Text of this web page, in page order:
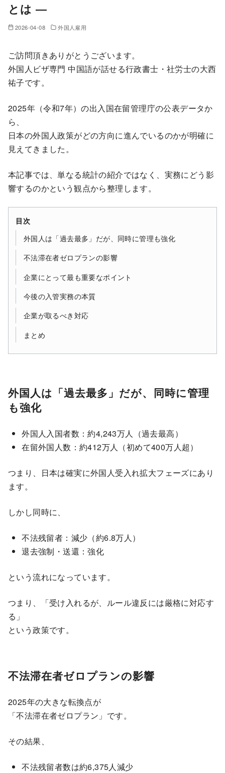
とは ―
2026-04-08 外国人雇用
ご訪問頂きありがとうございます。
外国人ビザ専門 中国語が話せる行政書士・社労士の大西
祐子です。
2025年（令和7年）の出入国在留管理庁の公表データか
ら、
日本の外国人政策がどの方向に進んでいるのかが明確に
見えてきました。
本記事では、単なる統計の紹介ではなく、実務にどう影
響するのかという観点から整理します。
目次
外国人は「過去最多」だが、同時に管理も強化
不法滞在者ゼロプランの影響
企業にとって最も重要なポイント
今後の入管実務の本質
企業が取るべき対応
まとめ
外国人は「過去最多」だが、同時に管理
も強化
外国人入国者数：約4,243万人（過去最高）
在留外国人数：約412万人（初めて400万人超）
つまり、日本は確実に外国人受入れ拡大フェーズにあり
ます。
しかし同時に、
不法残留者：減少（約6.8万人）
退去強制・送還：強化
という流れになっています。
つまり、「受け入れるが、ルール違反には厳格に対応す
る」
という政策です。
不法滞在者ゼロプランの影響
2025年の大きな転換点が
「不法滞在者ゼロプラン」です。
その結果、
不法残留者数は約6,375人減少